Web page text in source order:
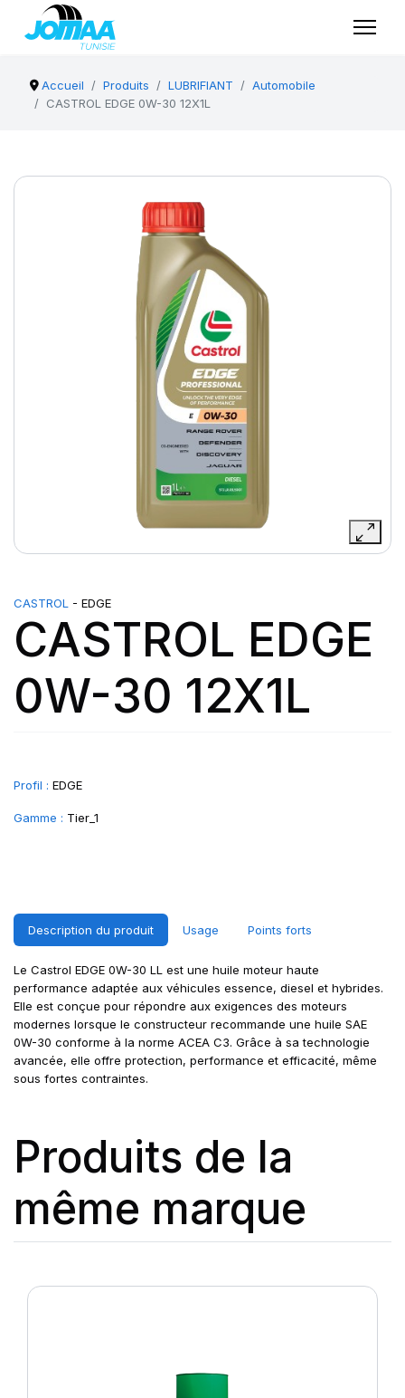
Accueil Produits LUBRIFIANT
Automobile
CASTROL EDGE 0W-30 12X1L
CASTROL - EDGE
CASTROL EDGE
0W-30 12X1L
Profil : EDGE
Gamme : Tier_1
Description du produit Usage Points forts
Le Castrol EDGE 0W-30 LL est une huile moteur haute
performance adaptée aux véhicules essence, diesel et hybrides.
Elle est conçue pour répondre aux exigences des moteurs
modernes lorsque le constructeur recommande une huile SAE
0W-30 conforme à la norme ACEA C3. Grâce à sa technologie
avancée, elle offre protection, performance et efficacité, même
sous fortes contraintes.
Produits de la
même marque